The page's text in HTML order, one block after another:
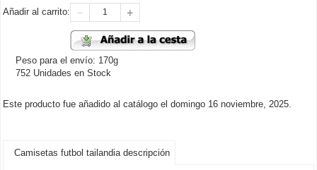
Añadir al carrito:
Peso para el envío: 170g
752 Unidades en Stock
Este producto fue añadido al catálogo el domingo 16 noviembre, 2025.
Camisetas futbol tailandia descripción